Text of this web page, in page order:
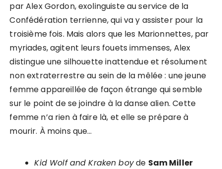
par Alex Gordon, exolinguiste au service de la
Confédération terrienne, qui va y assister pour la
troisième fois. Mais alors que les Marionnettes, par
myriades, agitent leurs fouets immenses, Alex
distingue une silhouette inattendue et résolument
non extraterrestre au sein de la mêlée : une jeune
femme appareillée de façon étrange qui semble
sur le point de se joindre à la danse alien. Cette
femme n’a rien à faire là, et elle se prépare à
mourir. À moins que…
Kid Wolf and Kraken boyde Sam Miller